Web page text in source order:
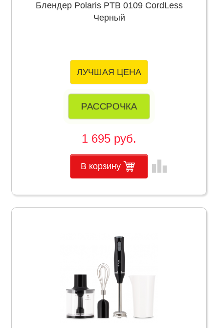
Блендер Polaris PTB 0109 CordLess
Черный
ЛУЧШАЯ ЦЕНА
РАССРОЧКА
1 695 руб.
В корзину leaderboard